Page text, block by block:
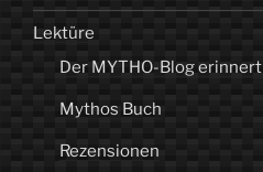
Lektüre
Der MYTHO-Blog erinnert
Mythos Buch
Rezensionen